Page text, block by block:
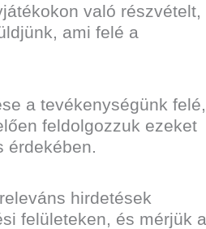
való részvételt,
ami felé a
a tevékenységünk felé,
feldolgozzuk ezeket
érdekében.
hirdetések
felületeken, és mérjük a